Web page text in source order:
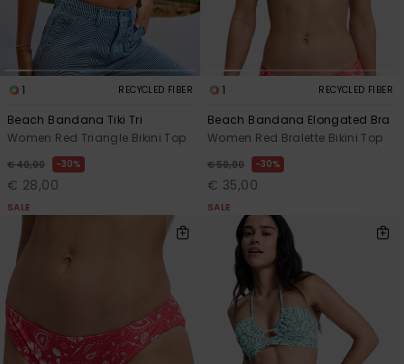
1 RECYCLED FIBER
Beach Bandana Tiki Tri
Women Red Triangle Bikini Top
€ 40,00 30%
€ 28,00
SALE
1 RECYCLED FIBER
Beach Bandana Elongated Bra
Women Red Bralette Bikini Top
€ 50,00 30%
€ 35,00
SALE